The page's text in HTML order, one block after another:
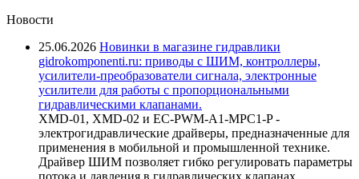
Новости
25.06.2026 Новинки в магазине гидравлики
gidrokomponenti.ru: приводы с ШИМ, контроллеры,
усилители-преобразователи сигнала, электронные
усилители для работы с пропорциональными
гидравлическими клапанами.
XMD-01, XMD-02 и EC-PWM-A1-MPC1-P -
электрогидравлические драйверы, предназначенные для
применения в мобильной и промышленной технике.
Драйвер ШИМ позволяет гибко регулировать параметры
потока и давления в гидравлических клапанах,